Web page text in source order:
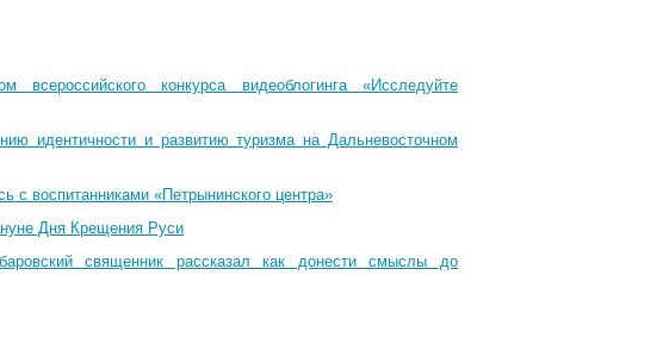
конкурса видеоблогинга «Исследуйте
идентичности и развитию туризма на Дальневосточном
с воспитанниками «Петрынинского центра»
Дня Крещения Руси
священник рассказал как донести смыслы до